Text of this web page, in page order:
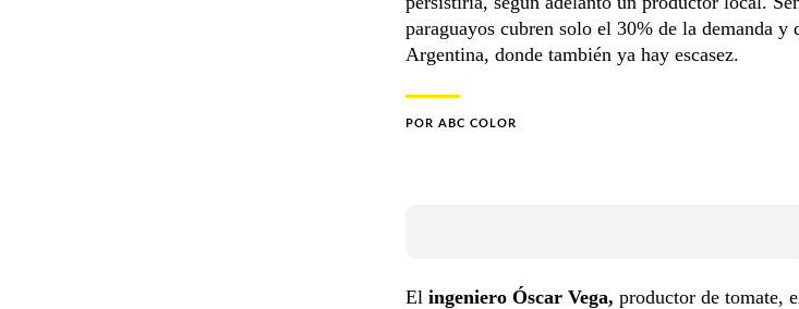
paraguayos cubren solo el 30% de la demanda
Argentina, donde también ya hay escasez.
POR ABC COLOR
El ingeniero Óscar Vega, productor de tomate,